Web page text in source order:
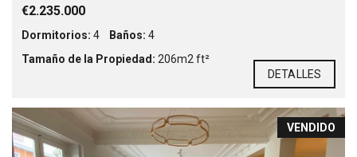
€2.235.000
Dormitorios: 4 Baños: 4
Tamaño de la Propiedad: 206m2 ft²
DETALLES
VENDIDO